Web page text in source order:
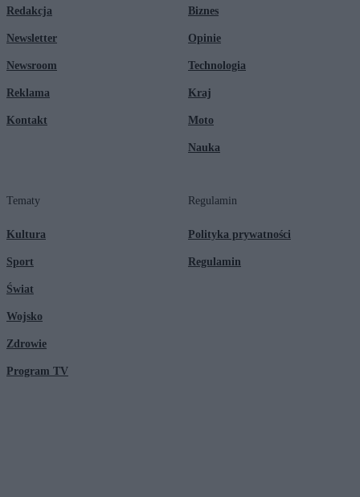
Redakcja
Newsletter
Newsroom
Reklama
Kontakt
Biznes
Opinie
Technologia
Kraj
Moto
Nauka
Tematy
Kultura
Sport
Świat
Wojsko
Zdrowie
Program TV
Regulamin
Polityka prywatności
Regulamin